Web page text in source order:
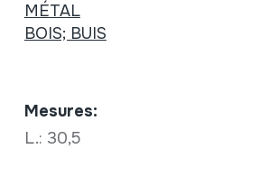
MÉTAL
BOIS; BUIS
Mesures:
L.: 30,5